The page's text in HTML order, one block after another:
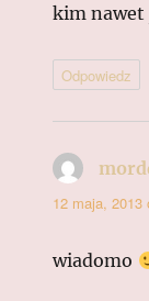
kim nawet
Odpowiedz
12 maja, 2013
wiadomo